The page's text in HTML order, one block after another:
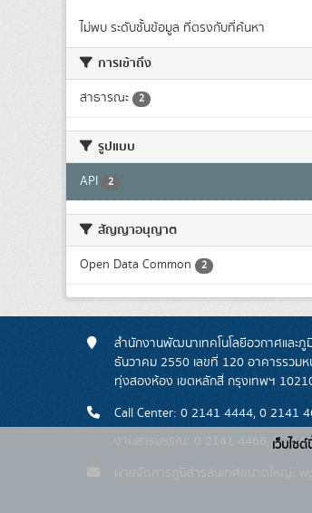
ไม่พบ ระดับชั้นข้อมูล ที่ตรงกับที่ค้นหา
การเข้าถึง
สาธารณะ 2
รูปแบบ
API 2
สัญญาอนุญาต
Open Data Common 2
สำนักงานพัฒนาเทคโนโลยีอวกาศและ
ธันวาคม 2550 เลขที่ 120 อาคารรวม
ทุ่งสองห้อง เขตหลักสี่ กรุงเทพฯ
Call Center: 0 2141 4444, 0 2141
งานสารบรรณ: 0 2141 4466, 0
ฝ่ายจัดการภูมิสารสนเทศขนาดใหญ่:
เว็บไซ